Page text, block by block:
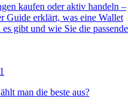
kaufen oder aktiv handeln –
Guide erklärt, was eine Wallet
gibt und wie Sie die passende
man die beste aus?